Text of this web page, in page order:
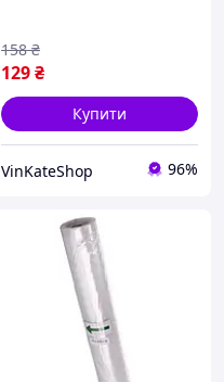
129₴
158 ₴
Купити
VinKateShop 96%